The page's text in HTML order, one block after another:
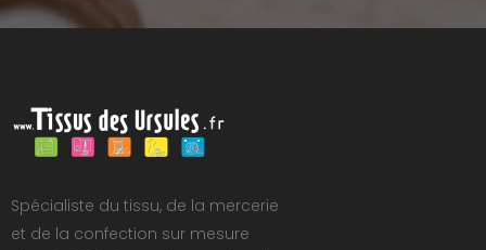
Spécialiste du tissu, de la mercerie
et de la confection sur mesure